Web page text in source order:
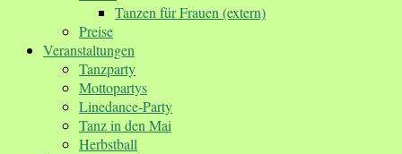
Tanzen für Frauen (extern)
Preise
Veranstaltungen
Tanzparty
Mottopartys
Linedance-Party
Tanz in den Mai
Herbstball